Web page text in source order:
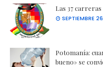
Las 37 carreras
SEPTIEMBRE
Potomanía:
bueno» se